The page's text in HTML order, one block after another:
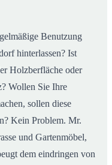
Benutzung
hinterlassen? Ist
Holzberfläche oder
Wollen Sie Ihre
sollen diese
Kein Problem. Mr.
und Gartenmöbel,
dem eindringen von